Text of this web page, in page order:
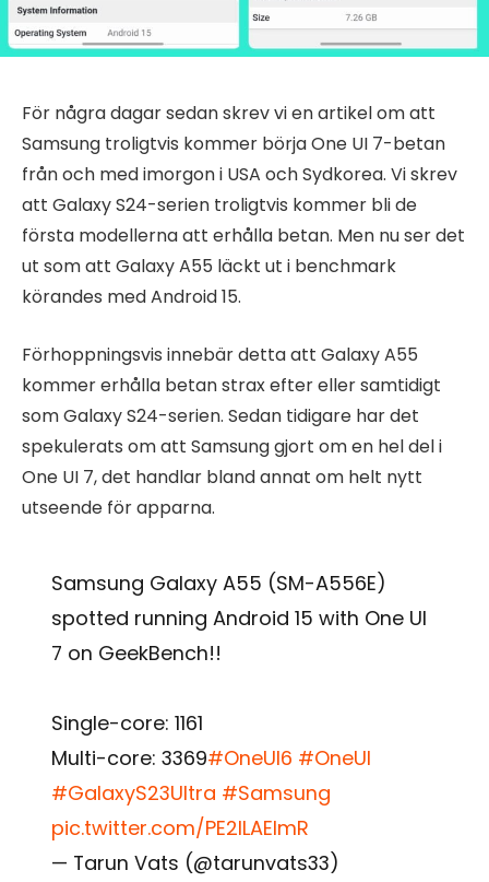
För några dagar sedan skrev vi en artikel om att
Samsung troligtvis kommer börja One UI 7-betan
från och med imorgon i USA och Sydkorea. Vi skrev
att Galaxy S24-serien troligtvis kommer bli de
första modellerna att erhålla betan. Men nu ser det
ut som att Galaxy A55 läckt ut i benchmark
körandes med Android 15.
Förhoppningsvis innebär detta att Galaxy A55
kommer erhålla betan strax efter eller samtidigt
som Galaxy S24-serien. Sedan tidigare har det
spekulerats om att Samsung gjort om en hel del i
One UI 7, det handlar bland annat om helt nytt
utseende för apparna.
Samsung Galaxy A55 (SM-A556E)
spotted running Android 15 with One UI
7 on GeekBench!!
Single-core: 1161
Multi-core: 3369#OneUI6 #OneUI
#GalaxyS23Ultra #Samsung
pic.twitter.com/PE2lLAEImR
— Tarun Vats (@tarunvats33)